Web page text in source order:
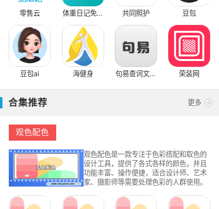
零售云
体重日记免费
版
共同照护 豆包
豆包ai 海健身
句易查词文章
荣装网
合集推荐 更多
观色配色
观色配色是一款专注于色彩搭配和取色的
设计工具，提供了各式各样的颜色，并且
功能丰富、操作便捷，适合设计师、艺术
家、摄影师等需要处理色彩的人群使用。